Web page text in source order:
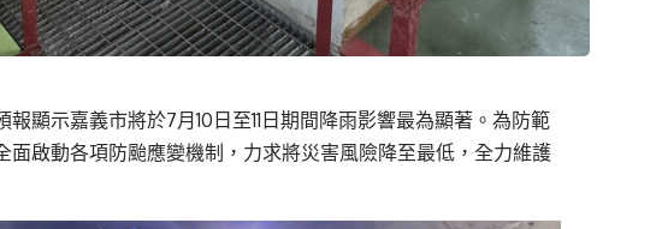
顯示嘉義市將於7月10日至11日期間 降雨影響最為顯著 。為防範
啟動各項防颱應變機制，力求將災害風險降至最低，全力維護